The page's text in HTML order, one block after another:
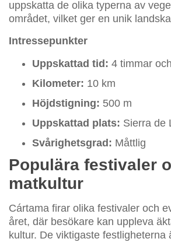
uppskatta de olika typerna av
området, vilket ger en unik
Intressepunkter
Uppskattad tid: 4 timmar
Kilometer: 10 km
Höjdstigning: 500 m
Uppskattad plats: Sierra de
Svårighetsgrad: Måttlig
Populära festivaler
matkultur
Cártama firar olika festivaler och
året, där besökare kan uppleva
kultur. De viktigaste festligheterna